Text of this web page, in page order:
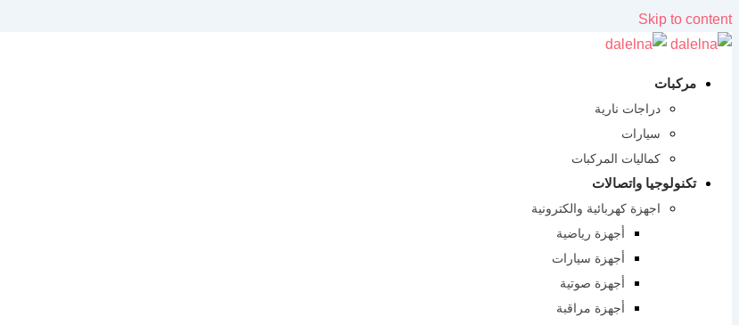
Skip to content
مركبات
دراجات نارية
سيارات
كماليات المركبات
تكنولوجيا واتصالات
اجهزة كهربائية والكترونية
أجهزة رياضية
أجهزة سيارات
أجهزة صوتية
أجهزة مراقبة